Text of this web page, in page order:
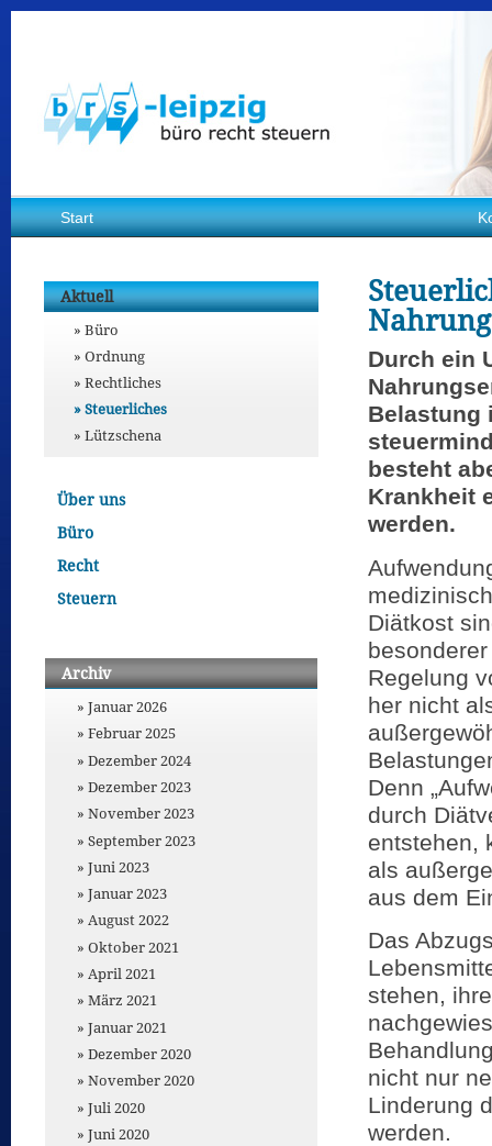
Start
Durch ein
Belastung
besteht
Krankheit
werden.
Diätkost
Regelung
her nicht
Denn
durch
entstehen,
als
aus dem
Das
stehen,
nicht nur
Linderung
werden.
Aktuell
Büro
Ordnung
Rechtliches
Steuerliches
Lützschena
Über uns
Büro
Recht
Steuern
Archiv
Januar 2026
Februar 2025
Dezember 2024
Dezember 2023
November 2023
September 2023
Juni 2023
Januar 2023
August 2022
Oktober 2021
April 2021
März 2021
Januar 2021
Dezember 2020
November 2020
Juli 2020
Juni 2020